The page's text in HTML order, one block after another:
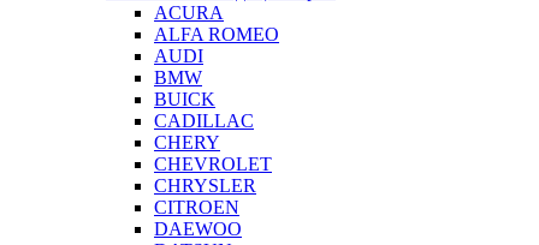
ACURA
ALFA ROMEO
AUDI
BMW
BUICK
CADILLAC
CHERY
CHEVROLET
CHRYSLER
CITROEN
DAEWOO